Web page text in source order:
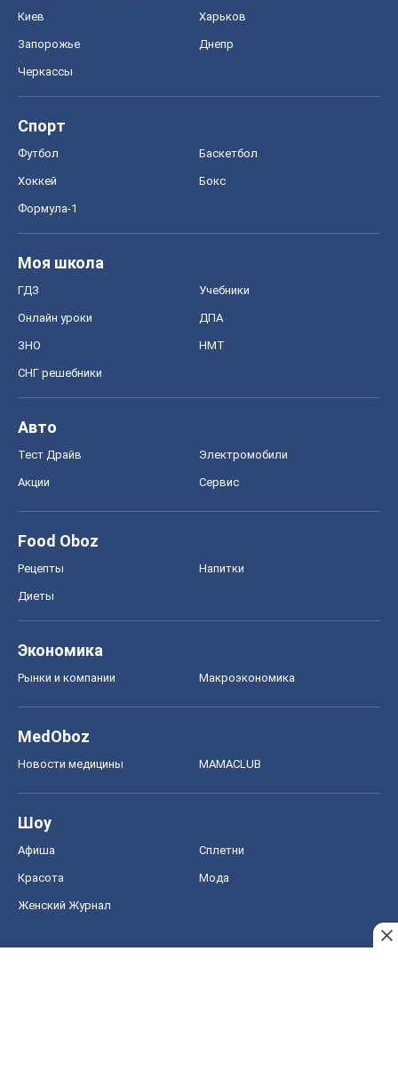
Киев Харьков
Запорожье Днепр
Черкассы
Спорт
Футбол Баскетбол
Хоккей Бокс
Формула-1
Моя школа
ГДЗ Учебники
Онлайн уроки ДПА
ЗНО НМТ
СНГ решебники
Авто
Тест Драйв Электромобили
Акции Сервис
Food Oboz
Рецепты Напитки
Диеты
Экономика
Рынки и компании Mакроэкономика
MedOboz
Новости медицины MAMACLUB
Шоу
Афиша Сплетни
Красота Мода
Женский Журнал